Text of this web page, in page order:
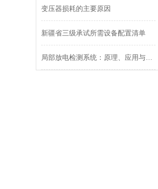
变压器损耗的主要原因
新疆省三级承试所需设备配置清单